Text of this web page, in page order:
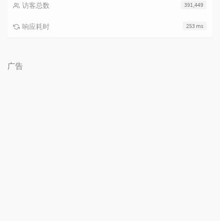
391,449
访客总数
253 ms
响应耗时
广告